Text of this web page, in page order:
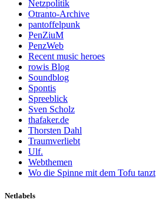
Netzpolitik
Otranto-Archive
pantoffelpunk
PenZiuM
PenzWeb
Recent music heroes
rowis Blog
Soundblog
Spontis
Spreeblick
Sven Scholz
thafaker.de
Thorsten Dahl
Traumverliebt
Ulf.
Webthemen
Wo die Spinne mit dem Tofu tanzt
Netlabels